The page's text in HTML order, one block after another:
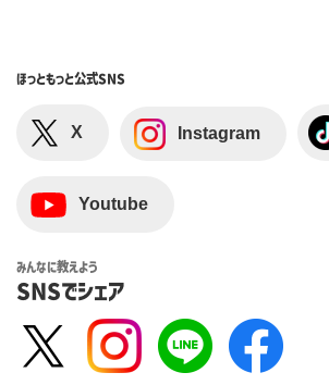
ほっともっと公式SNS
X Instagram
Youtube
みんなに教えよう
SNSでシェア